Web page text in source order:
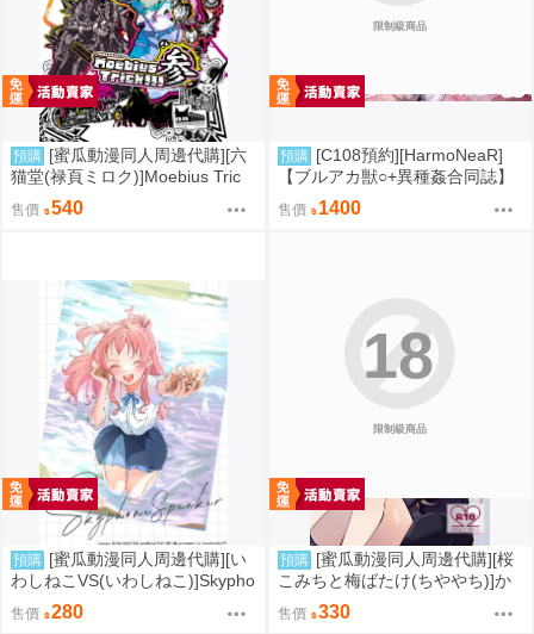
預購 [蜜瓜動漫同人周邊代購][六
猫堂(禄頁ミロク)]Moebius Tric
k!!! 参(FGO)(同人誌)
售價 540
限制級商品
預購 [C108預約][HarmoNeaR]
【ブルアカ獣○+異種姦合同誌】
Sow do on me! vol.3 蔚藍檔案
同人誌040031332357
售價 1400
預購 [蜜瓜動漫同人周邊代購][い
わしねこVS(いわしねこ)]Skypho
ne Speaker(學園偶像大師)(同人
誌)
售價 280
限制級商品
18
預購 [蜜瓜動漫同人周邊代購][桜
こみちと梅ばたけ(ちややち)]か
わいいふたりがいちゃあま×××し
てるだけのはなし(同人誌)
售價 330